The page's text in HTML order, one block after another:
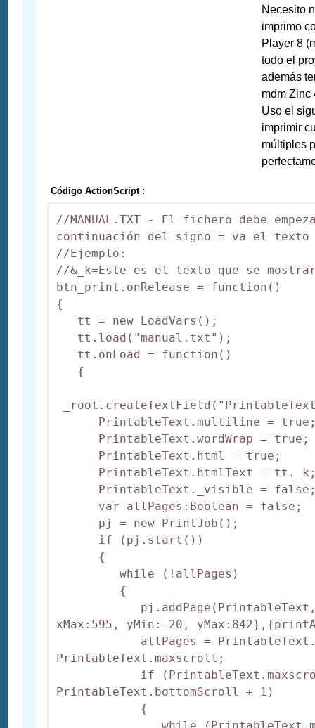
Necesito
imprimo
Player 8
todo el
además
mdm Zinc
Uso el
imprimir
múltiples
Código ActionScript :
//MANUAL.TXT - El fichero debe
continuación del signo = va el texto
//Ejemplo:
//&_k=Este es el texto que se
btn_print.onRelease = function()
{
tt = new LoadVars();
tt.load("manual.txt");
tt.onLoad = function()
{
PrintableText.multiline =
PrintableText.wordWrap = true;
PrintableText.html = true;
PrintableText.htmlText =
PrintableText._visible =
var allPages:Boolean = false;
pj = new PrintJob();
if (pj.start())
{
while (!allPages)
{
xMax:595, yMin:-20,
allPages =
PrintableText.maxscroll;
if
PrintableText.bottomScroll + 1)
{
while